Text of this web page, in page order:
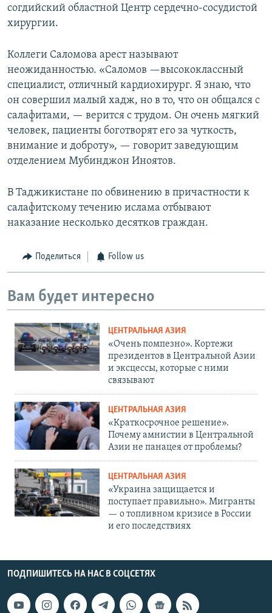
согдийский областной Центр сердечно-сосудистой
хирургии.
Коллеги Саломова арест называют
неожиданностью. «Саломов —высококлассный
специалист, отличный кардиохирург. Я знаю, что
он совершил малый хадж, но в то, что он общался с
салафитами, — верится с трудом. Он очень мягкий
человек, пациенты боготворят его за чуткость,
внимание и доброту», — говорит заведующим
отделением Мубинджон Иноятов.
В Таджикистане по обвинению в причастности к
салафитскому течению ислама отбывают
наказание несколько десятков граждан.
Поделиться Follow us
Вам будет интересно
ЦЕНТРАЛЬНАЯ АЗИЯ
«Очень помпезно». Кортежи
президентов в Центральной Азии
и эксцессы, которые с ними
связывают
ЦЕНТРАЛЬНАЯ АЗИЯ
«Краткосрочное решение».
Почему амнистии в Центральной
Азии не панацея от проблемы?
ЦЕНТРАЛЬНАЯ АЗИЯ
«Украина защищается и
поступает правильно». Мигранты
— о топливном кризисе в России
и его последствиях
ПОДПИШИТЕСЬ НА НАС В СОЦСЕТЯХ